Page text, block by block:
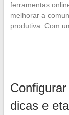
ferramentas
melhorar a
produtiva. Com
dicas e